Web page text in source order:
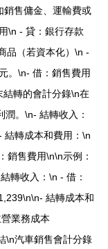
銷售傭金、運輸費或
\n - 貸：銀行存款
品（若資本化）\n -
。\n- 借：銷售費用
轉的會計分錄\n在
。\n- 結轉收入：
結轉成本和費用：\n
銷售費用\n\n示例：
轉收入：\n - 借：
結轉成本和
業務成本
\n汽車銷售會計分錄